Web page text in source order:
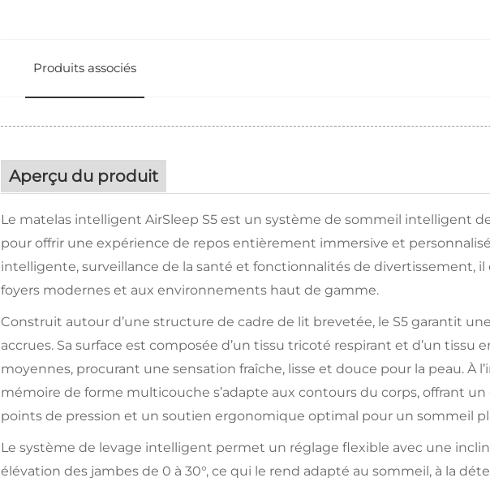
Produits associés
Aperçu du produit
Le matelas intelligent AirSleep S5 est un système de sommeil intelligent
pour offrir une expérience de repos entièrement immersive et
intelligente, surveillance de la santé et fonctionnalités de divertissement,
foyers modernes et aux environnements haut de gamme.
Construit autour d’une structure de cadre de lit brevetée, le S5 garantit
accrues. Sa surface est composée d’un tissu tricoté respirant et d’un tissu
moyennes, procurant une sensation fraîche, lisse et douce pour la peau. À
mémoire de forme multicouche s’adapte aux contours du corps, offrant
points de pression et un soutien ergonomique optimal pour un sommeil
Le système de levage intelligent permet un réglage flexible avec une
élévation des jambes de 0 à 30°, ce qui le rend adapté au sommeil, à la